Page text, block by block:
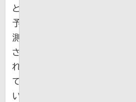
と
予
測
さ
れ
て
い